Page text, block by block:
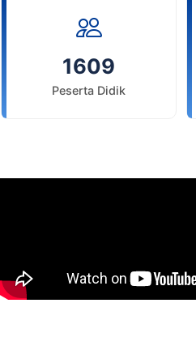
1609
Peserta Didik